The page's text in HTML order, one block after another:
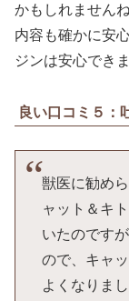
かもしれません
内容も確かに安
ジンは安心できま
良い口コミ５：
獣医に勧め
ャット＆キ
いたのです
ので、キャ
よくなりま